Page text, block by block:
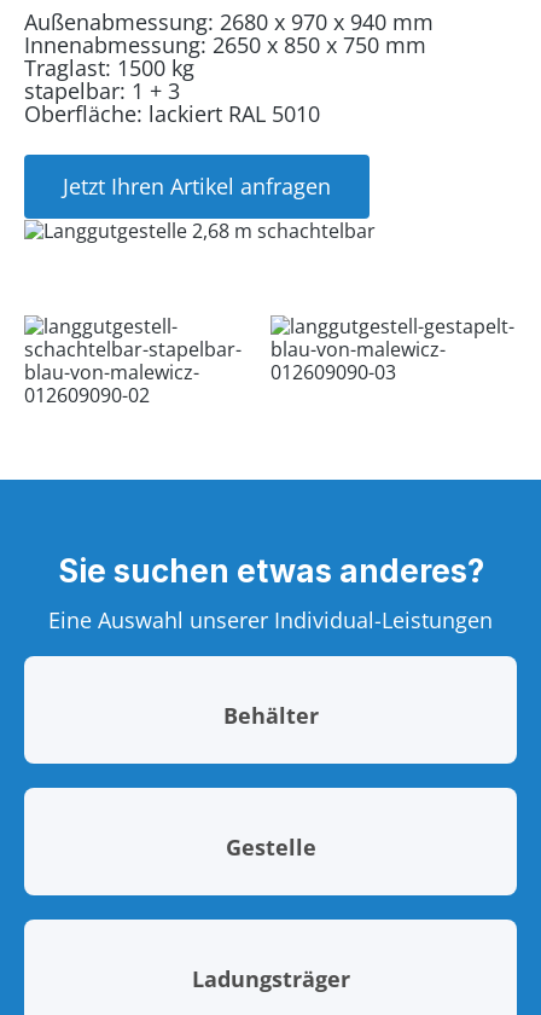
Außenabmessung: 2680 x 970 x 940 mm
Innenabmessung: 2650 x 850 x 750 mm
Traglast: 1500 kg
stapelbar: 1 + 3
Oberfläche: lackiert RAL 5010
Jetzt Ihren Artikel anfragen
Sie suchen etwas anderes?
Eine Auswahl unserer Individual-Leistungen
Behälter
Gestelle
Ladungsträger